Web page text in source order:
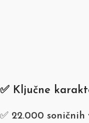
✅ Ključne
✅ 22.000